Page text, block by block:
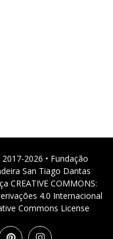
2026 • Fundação
San Tiago Dantas
CREATIVE COMMONS:
4.0 Internacional
Commons License